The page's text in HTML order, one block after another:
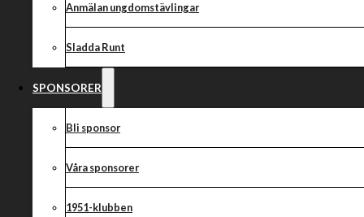
Anmälan ungdomstävlingar
Sladda Runt
SPONSORER
Bli sponsor
Våra sponsorer
1951-klubben